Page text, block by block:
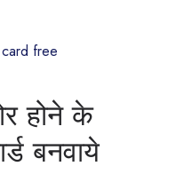
होने के
बनवाये